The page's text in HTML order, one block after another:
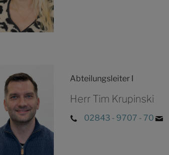
Abteilungsleiter I
Herr Tim Krupinski
02843 - 9707 - 70